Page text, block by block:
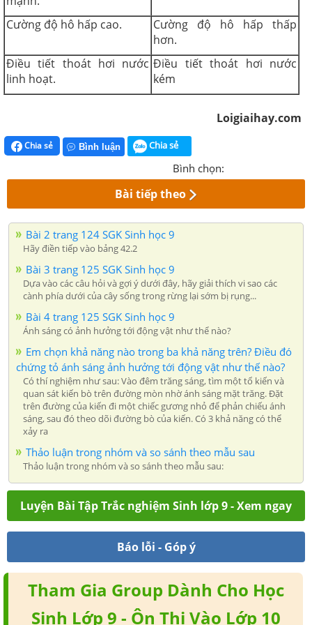
Cường độ hô hấp cao.
Cường độ hô hấp thấp
hơn.
Điều tiết thoát hơi nước
linh hoạt.
Điều tiết thoát hơi nước
kém
Loigiaihay.com
Chia sẻ Bình luận Chia sẻ
Bình chọn:
Bài tiếp theo
Bài 2 trang 124 SGK Sinh học 9
Hãy điền tiếp vào bảng 42.2
Bài 3 trang 125 SGK Sinh học 9
Dựa vào các câu hỏi và gợi ý dưới đây, hãy giải thích vi sao các
cành phía dưới của cây sống trong rừng lại sớm bị rụng...
Bài 4 trang 125 SGK Sinh học 9
Ánh sáng có ảnh hưởng tới động vật như thể nào?
Em chọn khả năng nào trong ba khả năng trên? Điều đó
chứng tỏ ánh sáng ảnh hưởng tới động vật như thế nào?
Có thí nghiệm như sau: Vào đêm trăng sáng, tìm một tổ kiến và
quan sát kiến bò trên đường mòn nhờ ánh sáng mặt trăng. Đặt
trên đường của kiến đi một chiếc gương nhỏ để phản chiếu ánh
sáng, sau đó theo dõi đường bò của kiến. Có 3 khả năng có thể
xảy ra
Thảo luận trong nhóm và so sánh theo mẫu sau
Thảo luận trong nhóm và so sánh theo mẫu sau:
Luyện Bài Tập Trắc nghiệm Sinh lớp 9 - Xem ngay
Báo lỗi - Góp ý
Tham Gia Group Dành Cho Học
Sinh Lớp 9 - Ôn Thi Vào Lớp 10